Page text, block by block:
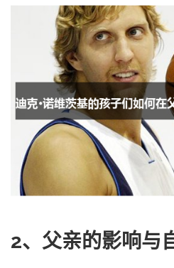
2、父亲的影响与